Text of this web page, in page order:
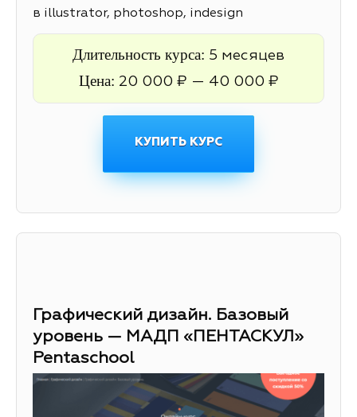
в illustrator, photoshop, indesign
Длительность курса: 5 месяцев
Цена: 20 000 ₽ — 40 000 ₽
КУПИТЬ КУРС
Графический дизайн. Базовый
уровень — МАДП «ПЕНТАСКУЛ»
Pentaschool